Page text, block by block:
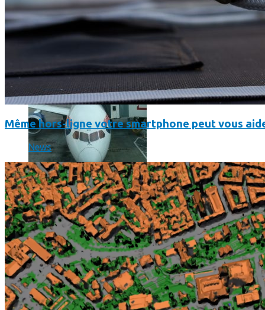
Comment réduire au maximum la consommation de son
Un boîtier imprimé en 3D va faire tourner Android sur votre
Même hors-ligne votre smartphone peut vous
News